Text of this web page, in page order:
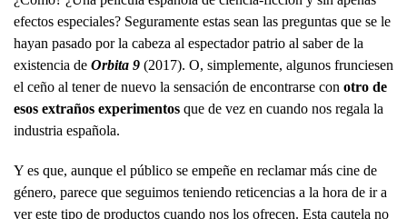
efectos especiales? Seguramente estas sean las preguntas que se le
hayan pasado por la cabeza al espectador patrio al saber de la
existencia de Orbita 9 (2017). O, simplemente, algunos frunciesen
el ceño al tener de nuevo la sensación de encontrarse con otro de
esos extraños experimentos que de vez en cuando nos regala la
industria española.
Y es que, aunque el público se empeñe en reclamar más cine de
género, parece que seguimos teniendo reticencias a la hora de ir a
ver este tipo de productos cuando nos los ofrecen. Esta cautela no